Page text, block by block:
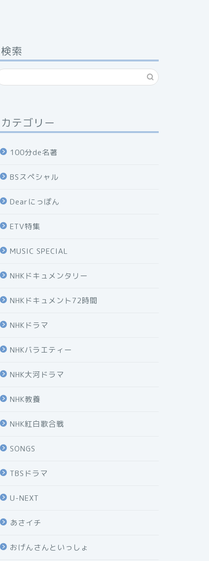
検索
カテゴリー
100分de名著
BSスペシャル
Dearにっぽん
ETV特集
MUSIC SPECIAL
NHKドキュメンタリー
NHKドキュメント72時間
NHKドラマ
NHKバラエティー
NHK大河ドラマ
NHK教養
NHK紅白歌合戦
SONGS
TBSドラマ
U-NEXT
あさイチ
おげんさんといっしょ